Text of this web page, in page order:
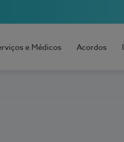
e Médicos Acordos